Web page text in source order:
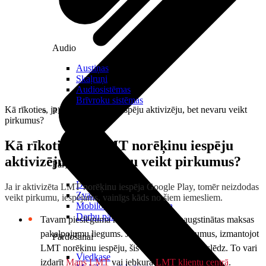
Pārvaldībai
Darbalaika uzskaite
Zvanu pārvaldnieks
Mobilo iekārtu pārvaldība
Darbu pārvaldnieks
Pārdošanai
Viedkase
Audio
Austiņas
Skaļruņi
Audiosistēmas
Brīvroku sistēmas
Planšetes
Kā rīkoties, ja LMT norēķinu iespēju aktivizēju, bet nevaru veikt
pirkumus?
Kā rīkoties, ja LMT norēķinu iespēju
aktivizēju, bet nevaru veikt pirkumus?
Ja ir aktivizēta LMT norēķinu iespēja Google Play, tomēr neizdodas
veikt pirkumu, iespējams, vainīgs kāds no šiem iemesliem.
Tavam pieslēguma numuram spēkā paaugstinātas maksas
pakalpojumu liegums. Ja vēlies veikt pirkumus, izmantojot
LMT norēķinu iespēju, šis ierobežojums jāatslēdz. To vari
izdarīt Mans LMTvai jebkurāLMT klientu centrā.